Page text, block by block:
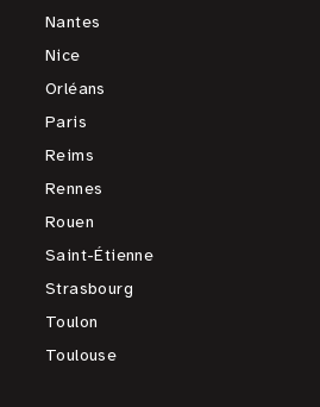
Nantes
Nice
Orléans
Paris
Reims
Rennes
Rouen
Saint-Étienne
Strasbourg
Toulon
Toulouse